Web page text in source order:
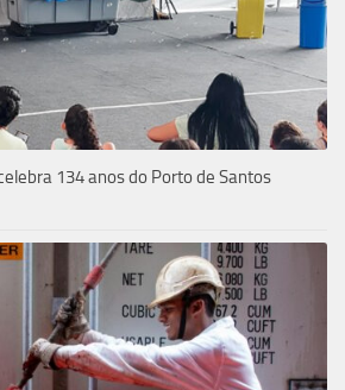
134 anos do Porto de Santos